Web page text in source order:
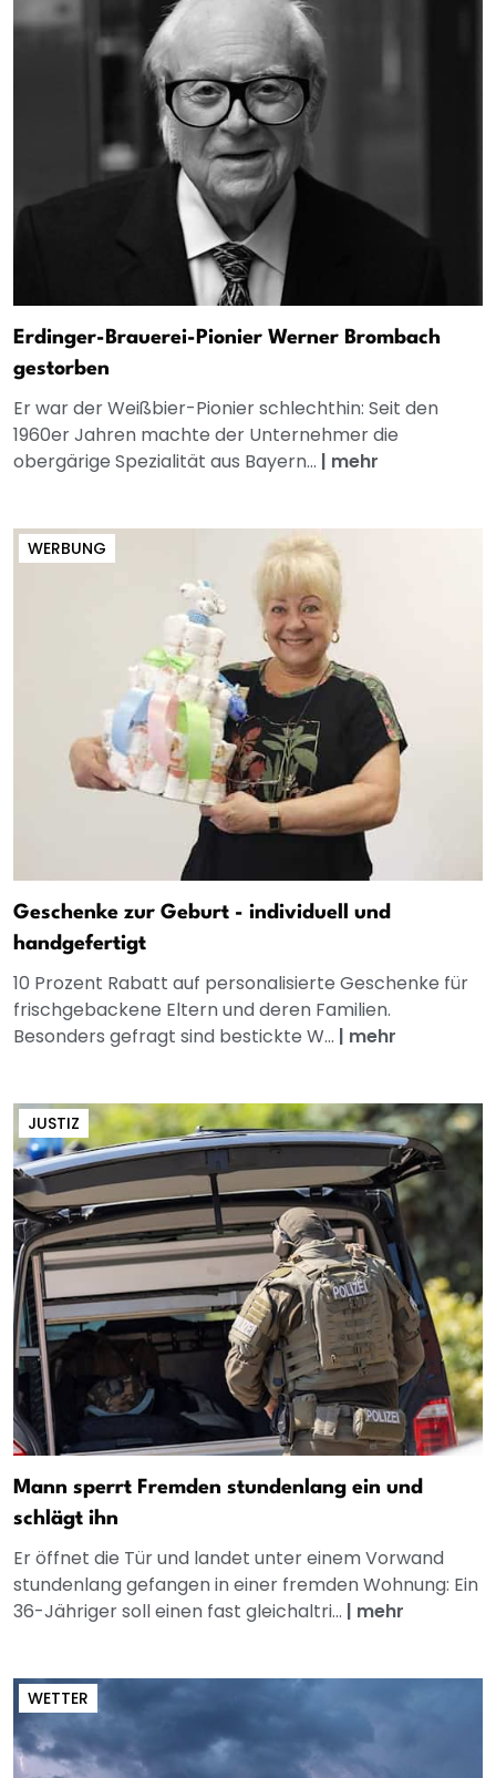
Erdinger-Brauerei-Pionier Werner Brombach
gestorben
Er war der Weißbier-Pionier schlechthin: Seit den
1960er Jahren machte der Unternehmer die
obergärige Spezialität aus Bayern... | mehr
WERBUNG
Geschenke zur Geburt - individuell und
handgefertigt
10 Prozent Rabatt auf personalisierte Geschenke für
frischgebackene Eltern und deren Familien.
Besonders gefragt sind bestickte W... | mehr
JUSTIZ
Mann sperrt Fremden stundenlang ein und
schlägt ihn
Er öffnet die Tür und landet unter einem Vorwand
stundenlang gefangen in einer fremden Wohnung: Ein
36-Jähriger soll einen fast gleichaltri... | mehr
WETTER